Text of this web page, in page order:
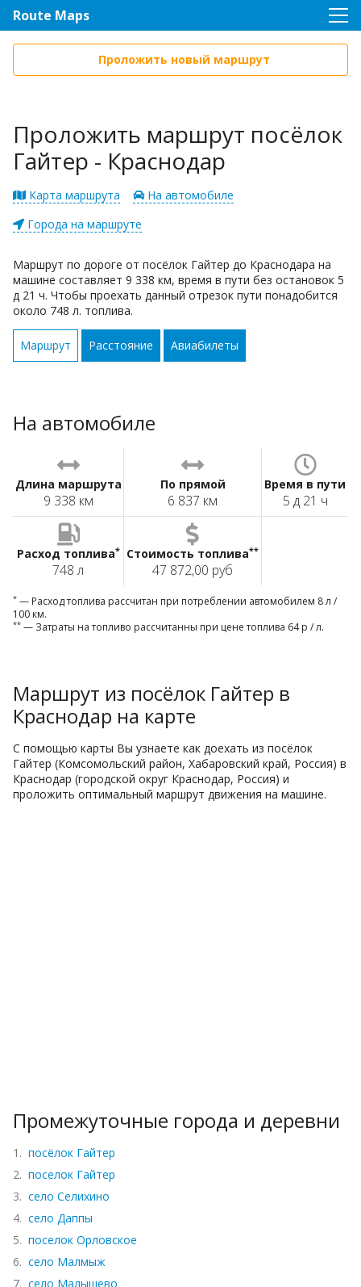
Route Maps
Проложить новый маршрут
Проложить маршрут посёлок
Гайтер - Краснодар
Карта маршрута
На автомобиле
Города на маршруте
Маршрут по дороге от посёлок Гайтер до Краснодара на
машине составляет 9 338 км, время в пути без остановок 5
д 21 ч. Чтобы проехать данный отрезок пути понадобится
около 748 л. топлива.
Маршрут Расстояние Авиабилеты
На автомобиле
Длина маршрута
9 338 км
По прямой
6 837 км
Время в пути
5 д 21 ч
Расход топлива*
748 л
Стоимость топлива**
47 872,00 руб
* — Расход топлива рассчитан при потреблении автомобилем 8 л /
100 км.
** — Затраты на топливо рассчитанны при цене топлива 64 р / л.
Маршрут из посёлок Гайтер в
Краснодар на карте
С помощью карты Вы узнаете как доехать из посёлок
Гайтер (Комсомольский район, Хабаровский край, Россия) в
Краснодар (городской округ Краснодар, Россия) и
проложить оптимальный маршрут движения на машине.
Промежуточные города и деревни
1. посёлок Гайтер
2. поселок Гайтер
3. село Селихино
4. село Даппы
5. поселок Орловское
6. село Малмыж
7. село Малышево